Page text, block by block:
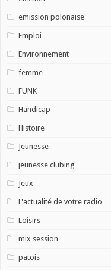
emission polonaise
Emploi
Environnement
femme
FUNK
Handicap
Histoire
Jeunesse
jeunesse clubing
Jeux
L'actualité de votre radio
Loisirs
mix session
patois